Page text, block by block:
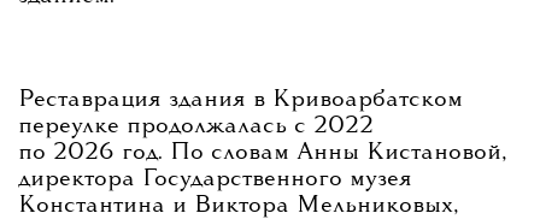
Реставрация здания в Кривоарбатском
переулке продолжалась с 2022
по 2026 год. По словам Анны Кистановой,
директора Государственного музея
Константина и Виктора Мельниковых,